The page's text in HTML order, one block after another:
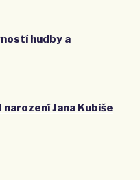
hudby a
Jana Kubiše